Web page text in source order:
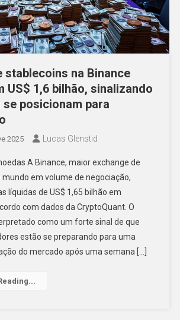
stablecoins na Binance
US$ 1,6 bilhão, sinalizando
posicionam para
2025 Lucas Glenstid
A Binance, maior exchange de
em volume de negociação,
líquidas de US$ 1,65 bilhão em
com dados da CryptoQuant. O
como um forte sinal de que
estão se preparando para uma
do mercado após uma semana […]